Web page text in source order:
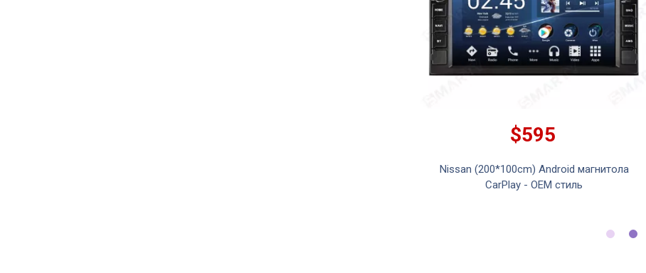
$595
Nissan (200*100cm) Android магнитола
CarPlay - OEM стиль